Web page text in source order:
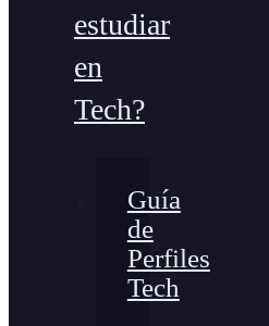
estudiar
en
Tech?
Guía
de
Perfiles
Tech